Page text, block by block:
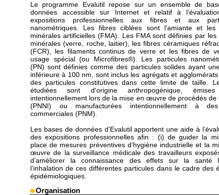
Le programme Evalutil repose sur un ensemble de
données accessible sur Internet et relatif à
expositions professionnelles aux fibres et aux
nanométriques. Les fibres ciblées sont l'amiante et les
minérales artificielles (FMA). Les FMA sont définies par les
minérales (verre, roche, laitier), les fibres céramiques
(FCR), les filaments continus de verre et les fibres de
usage spécial (ou Microfibres®). Les particules
(PN) sont définies comme des particules solides ayant
inférieure à 100 nm, sont inclus les agrégats et
des particules constitutives dans cette limite de taille.
étudiées sont d'origine anthropogénique,
intentionnellement lors de la mise en œuvre de procédés de
(PNNI) ou manufacturées intentionnellement à
commerciales (PNM).
Les bases de données d’Evalutil apportent une aide à
des expositions professionnelles afin : (i) de guider la
place de mesures préventives d’hygiène industrielle et la
œuvre de la surveillance médicale des travailleurs
d’améliorer la connaissance des effets sur la santé
l’inhalation de ces différentes particules dans le cadre des
épidémiologiques.
Organisation